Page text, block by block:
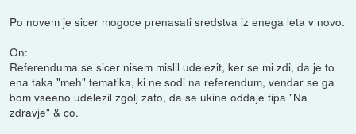
Po novem je sicer mogoce prenasati sredstva iz enega leta v novo.
On:
Referenduma se sicer nisem mislil udelezit, ker se mi zdi, da je to
ena taka "meh" tematika, ki ne sodi na referendum, vendar se ga
bom vseeno udelezil zgolj zato, da se ukine oddaje tipa "Na
zdravje" & co.